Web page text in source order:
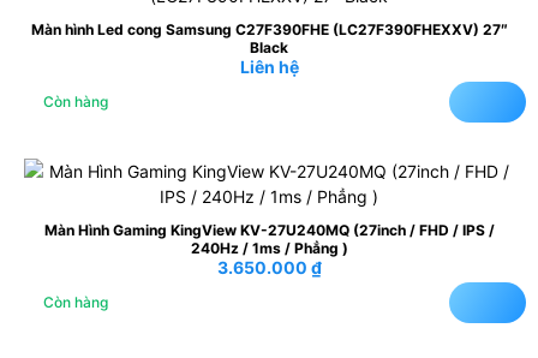
Màn hình Led cong Samsung C27F390FHE (LC27F390FHEXXV) 27″
Black
Liên hệ
Còn hàng
Màn Hình Gaming KingView KV-27U240MQ (27inch / FHD / IPS /
240Hz / 1ms / Phẳng )
3.650.000 ₫
Còn hàng